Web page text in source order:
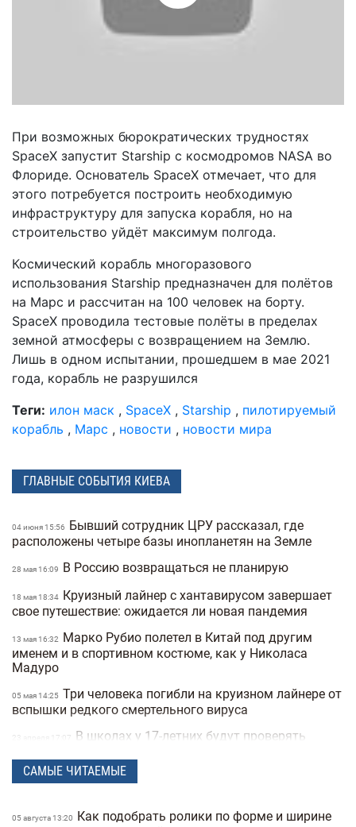
При возможных бюрократических трудностях
SpaceX запустит Starship с космодромов NASA во
Флориде. Основатель SpaceX отмечает, что для
этого потребуется построить необходимую
инфраструктуру для запуска корабля, но на
строительство уйдёт максимум полгода.
Космический корабль многоразового
использования Starship предназначен для полётов
на Марс и рассчитан на 100 человек на борту.
SpaceX проводила тестовые полёты в пределах
земной атмосферы с возвращением на Землю.
Лишь в одном испытании, прошедшем в мае 2021
года, корабль не разрушился
Теги: илон маск , SpaceX , Starship , пилотируемый
корабль , Марс , новости , новости мира
ГЛАВНЫЕ СОБЫТИЯ КИЕВА
04 июня 15:56
Бывший сотрудник ЦРУ рассказал, где
расположены четыре базы инопланетян на Земле
28 мая 16:09 В Россию возвращаться не планирую
18 мая 18:34 Круизный лайнер с хантавирусом завершает
свое путешествие: ожидается ли новая пандемия
13 мая 16:32
Марко Рубио полетел в Китай под другим
именем и в спортивном костюме, как у Николаса
Мадуро
05 мая 14:25 Три человека погибли на круизном лайнере от
вспышки редкого смертельного вируса
23 апреля 17:07
В школах у 17-летних будут проверять
Полиция Мексики несколько дней не могла
21 апреля 16:19
"Не спасайте меня, помогите папе" —
САМЫЕ ЧИТАЕМЫЕ
05 августа 13:20
Как подобрать ролики по форме и ширине